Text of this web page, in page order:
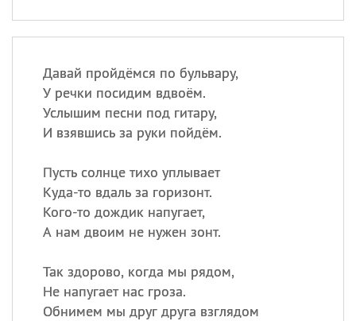
Давай пройдёмся по бульвару,
У речки посидим вдвоём.
Услышим песни под гитару,
И взявшись за руки пойдём.
Пусть солнце тихо уплывает
Куда-то вдаль за горизонт.
Кого-то дождик напугает,
А нам двоим не нужен зонт.
Так здорово, когда мы рядом,
Не напугает нас гроза.
Обнимем мы друг друга взглядом